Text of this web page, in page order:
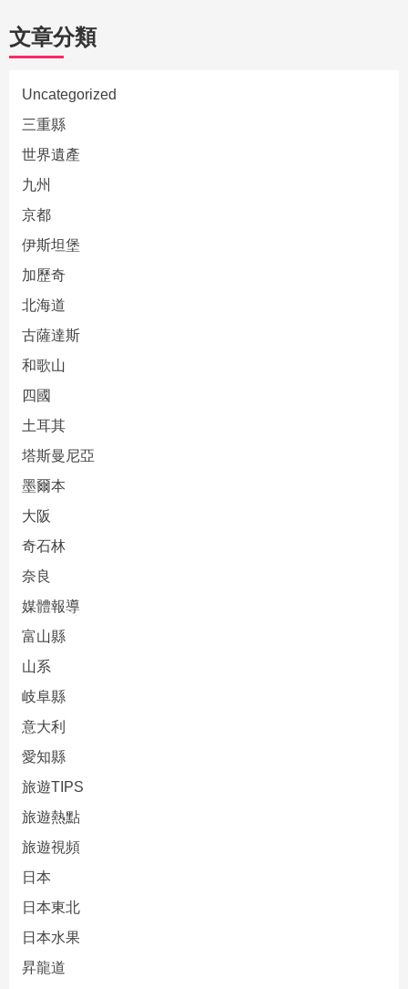
文章分類
Uncategorized
三重縣
世界遺產
九州
京都
伊斯坦堡
加歷奇
北海道
古薩達斯
和歌山
四國
土耳其
塔斯曼尼亞
墨爾本
大阪
奇石林
奈良
媒體報導
富山縣
山系
岐阜縣
意大利
愛知縣
旅遊TIPS
旅遊熱點
旅遊視頻
日本
日本東北
日本水果
昇龍道